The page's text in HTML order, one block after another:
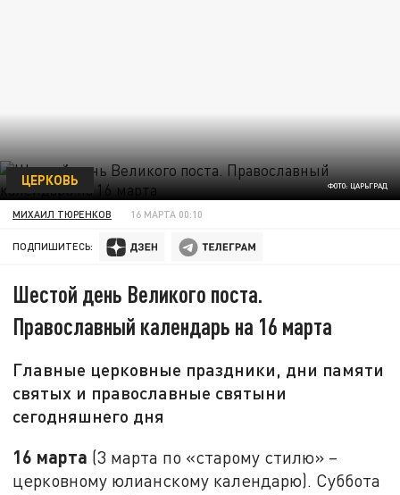
ФОТО: ЦАРЬГРАД
ЦЕРКОВЬ
МИХАИЛ ТЮРЕНКОВ 16 МАРТА 00:10
ПОДПИШИТЕСЬ:
Шестой день Великого поста.
Православный календарь на 16 марта
Главные церковные праздники, дни памяти
святых и православные святыни
сегодняшнего дня
16 марта (3 марта по «старому стилю» –
церковному юлианскому календарю). Суббота